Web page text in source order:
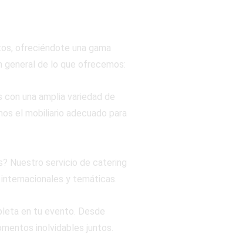
ofreciéndote una gama
general de lo que ofrecemos:
una amplia variedad de
el mobiliario adecuado para
Nuestro servicio de catering
y temáticas.
en tu evento. Desde
inolvidables juntos.